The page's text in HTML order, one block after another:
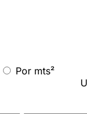
Por mts²